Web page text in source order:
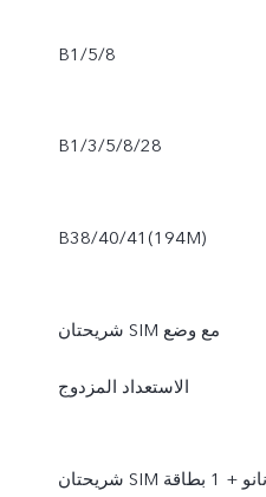
B1/5/8
B1/3/5/8/28
B38/40/41(194M)
شريحتان SIM مع وضع
الاستعداد المزدوج
شريحتان SIM نانو + 1 بطاقة